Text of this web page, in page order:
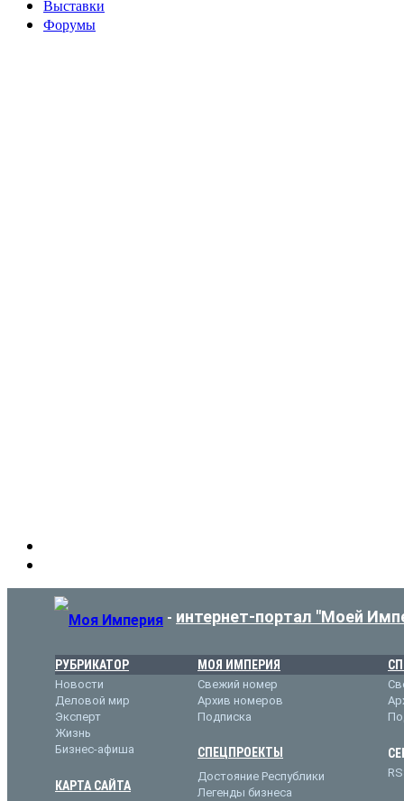
Выставки
Форумы
- интернет-портал "Моей
РУБРИКАТОР
Новости
Деловой мир
Эксперт
Жизнь
Бизнес-афиша
КАРТА САЙТА
МОЯ ИМПЕРИЯ
Свежий номер
Архив номеров
Подписка
СПЕЦПРОЕКТЫ
Достояние Республики
Легенды бизнеса